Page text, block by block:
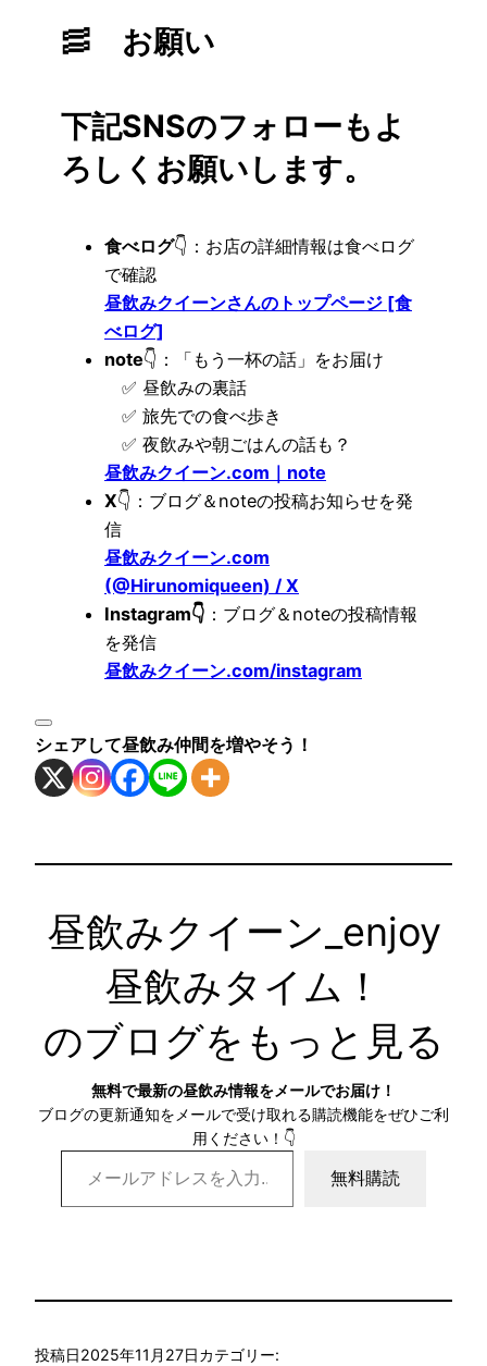
🥓 お願い
下記SNSのフォローもよ
ろしくお願いします。
食べログ👇：お店の詳細情報は食べログ
で確認
昼飲みクイーンさんのトップページ [食
べログ]
note👇：「もう一杯の話」をお届け
✅ 昼飲みの裏話
✅ 旅先での食べ歩き
✅ 夜飲みや朝ごはんの話も？
昼飲みクイーン.com｜note
X👇：ブログ＆noteの投稿お知らせを発
信
昼飲みクイーン.com
(@Hirunomiqueen) / X
Instagram👇 ：ブログ＆noteの投稿情報
を発信
昼飲みクイーン.com/instagram
シェアして昼飲み仲間を増やそう！
昼飲みクイーン_enjoy
昼飲みタイム！
のブログをもっと見る
無料で最新の昼飲み情報をメールでお届け！
ブログの更新通知をメールで受け取れる購読機能をぜひご利
用ください！👇
メールアドレスを入力…
無料購読
投稿日2025年11月27日カテゴリー: